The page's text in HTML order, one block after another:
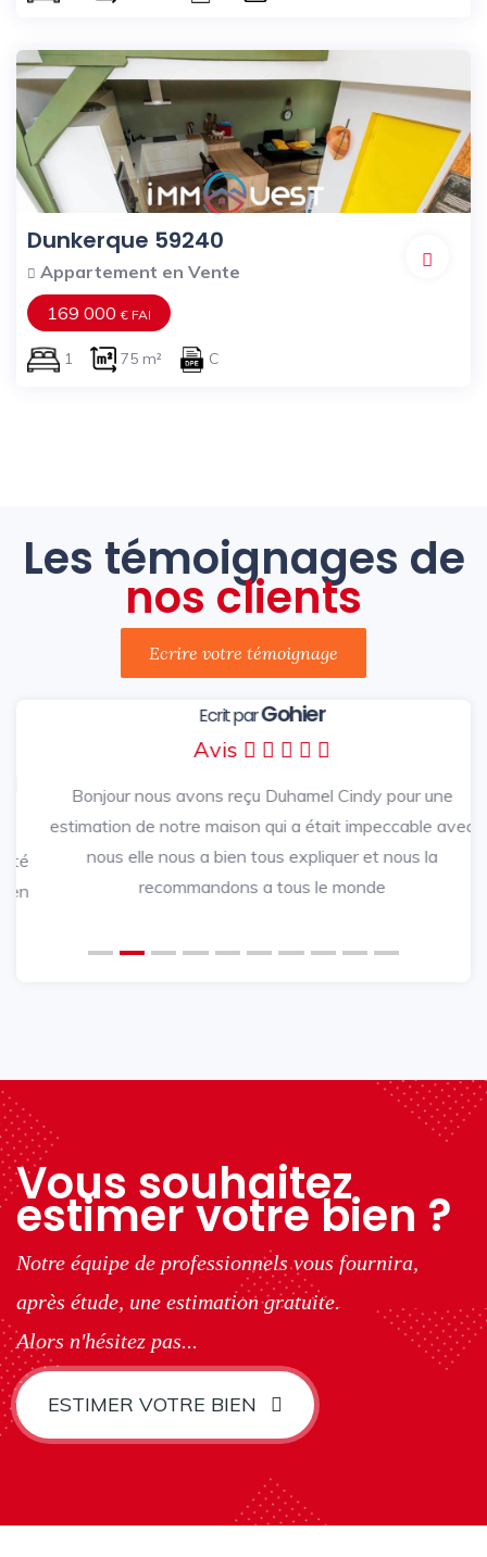
Dunkerque 59240
Appartement en Vente
169 000€ FAI
1 75 m² C
Les témoignages de
nos clients
Ecrire votre témoignage
Ecrit par Gohier
Bonjour nous avons reçu Duhamel Cindy pour une
estimation de notre maison qui a était impeccable
avec nous elle nous a bien tous expliquer et nous la
Précédent
Vous souhaitez
estimer votre bien ?
Notre équipe de professionnels vous fournira,
après étude, une estimation gratuite.
Alors n'hésitez pas...
ESTIMER VOTRE BIEN